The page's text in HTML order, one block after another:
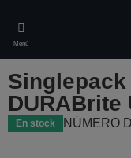
main
content
Menú
Singlepack
DURABrite
En stock NÚMERO